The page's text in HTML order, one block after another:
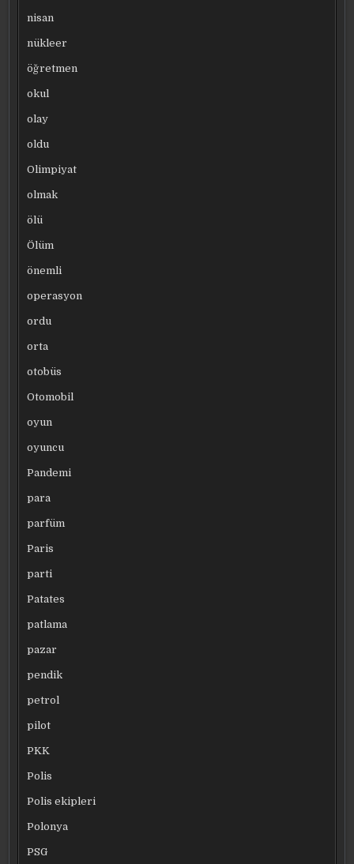
nisan
nükleer
öğretmen
okul
olay
oldu
Olimpiyat
olmak
ölü
Ölüm
önemli
operasyon
ordu
orta
otobüs
Otomobil
oyun
oyuncu
Pandemi
para
parfüm
Paris
parti
Patates
patlama
pazar
pendik
petrol
pilot
PKK
Polis
Polis ekipleri
Polonya
PSG